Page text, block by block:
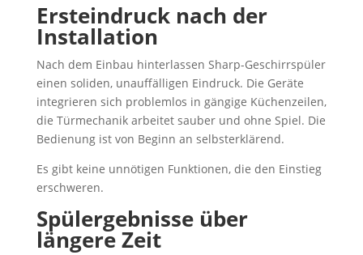
Ersteindruck nach der
Installation
Nach dem Einbau hinterlassen Sharp-Geschirrspüler
einen soliden, unauffälligen Eindruck. Die Geräte
integrieren sich problemlos in gängige Küchenzeilen,
die Türmechanik arbeitet sauber und ohne Spiel. Die
Bedienung ist von Beginn an selbsterklärend.
Es gibt keine unnötigen Funktionen, die den Einstieg
erschweren.
Spülergebnisse über
längere Zeit